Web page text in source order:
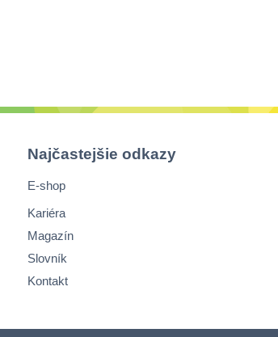
Najčastejšie odkazy
E-shop
Kariéra
Magazín
Slovník
Kontakt